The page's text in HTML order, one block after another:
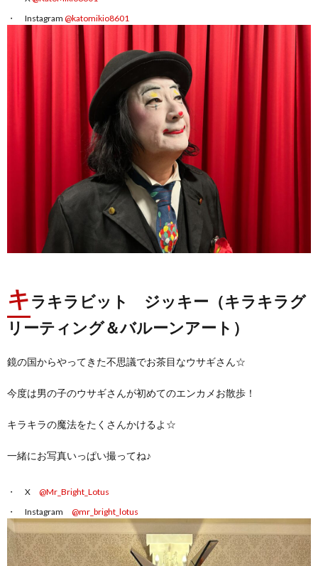
Instagram @katomikio8601
キラキラビット ジッキー（キラキラグ
リーティング＆バルーンアート）
鏡の国からやってきた不思議でお茶目なウサギさん☆
今度は男の子のウサギさんが初めてのエンカメお散歩！
キラキラの魔法をたくさんかけるよ☆
一緒にお写真いっぱい撮ってね♪
X @Mr_Bright_Lotus
Instagram @mr_bright_lotus